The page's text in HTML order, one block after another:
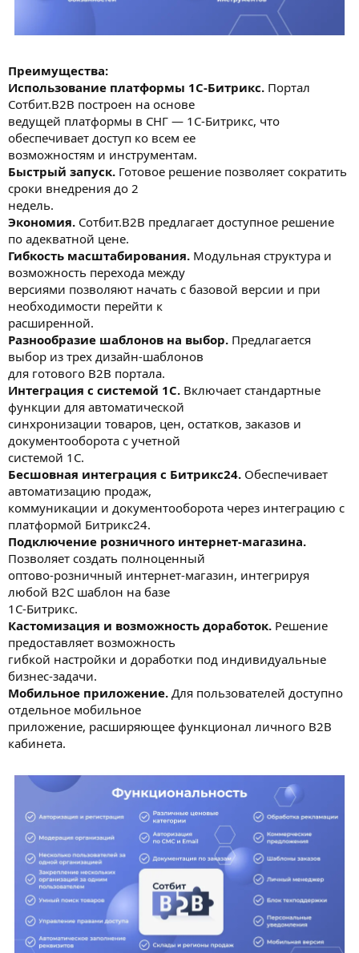
Преимущества:
Использование платформы 1С-Битрикс. Портал
Сотбит.B2B построен на основе
ведущей платформы в СНГ — 1С-Битрикс, что
обеспечивает доступ ко всем ее
возможностям и инструментам.
Быстрый запуск. Готовое решение позволяет сократить
сроки внедрения до 2
недель.
Экономия. Сотбит.B2B предлагает доступное решение
по адекватной цене.
Гибкость масштабирования. Модульная структура и
возможность перехода между
версиями позволяют начать с базовой версии и при
необходимости перейти к
расширенной.
Разнообразие шаблонов на выбор. Предлагается
выбор из трех дизайн-шаблонов
для готового B2B портала.
Интеграция с системой 1С. Включает стандартные
функции для автоматической
синхронизации товаров, цен, остатков, заказов и
документооборота с учетной
системой 1С.
Бесшовная интеграция с Битрикс24. Обеспечивает
автоматизацию продаж,
коммуникации и документооборота через интеграцию с
платформой Битрикс24.
Подключение розничного интернет-магазина.
Позволяет создать полноценный
оптово-розничный интернет-магазин, интегрируя
любой B2C шаблон на базе
1С-Битрикс.
Кастомизация и возможность доработок. Решение
предоставляет возможность
гибкой настройки и доработки под индивидуальные
бизнес-задачи.
Мобильное приложение. Для пользователей доступно
отдельное мобильное
приложение, расширяющее функционал личного B2B
кабинета.